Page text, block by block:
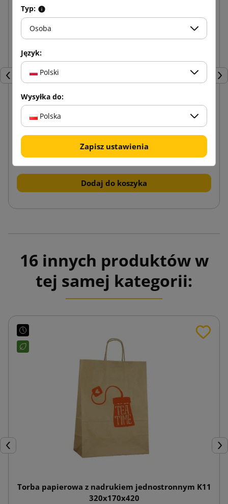
Poprzedni
Taśma klejącą z nadrukiem 1 kolor Hot-melt 48/60
od 4,12 zł brutto
Dodaj do koszyka
16 innych produktów w
tej samej kategorii:
Poprzedni
Torba papierowa z nadrukiem jednostronnym K11
320x170x420
Typ:
Osoba
Język:
Polski
Wysyłka do:
Polska
Zapisz ustawienia